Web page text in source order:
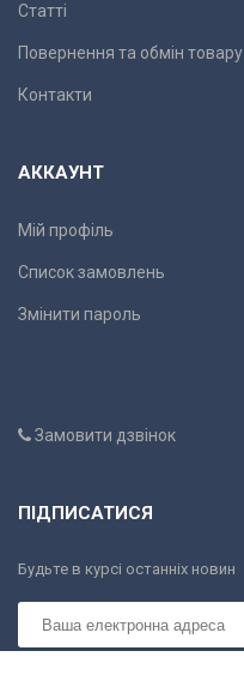
Статті
Повернення та обмін товару
Контакти
АККАУНТ
Мій профіль
Список замовлень
Змінити пароль
Замовити дзвінок
ПІДПИСАТИСЯ
Будьте в курсі останніх новин